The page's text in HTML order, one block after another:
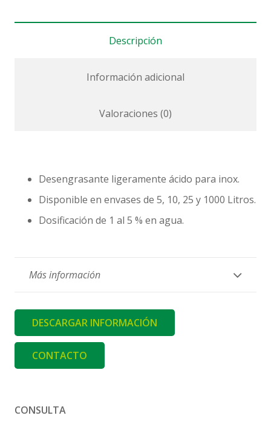
Descripción
Información adicional
Valoraciones (0)
Desengrasante ligeramente ácido para inox.
Disponible en envases de 5, 10, 25 y 1000 Litros.
Dosificación de 1 al 5 % en agua.
Más información
DESCARGAR INFORMACIÓN
CONTACTO
CONSULTA